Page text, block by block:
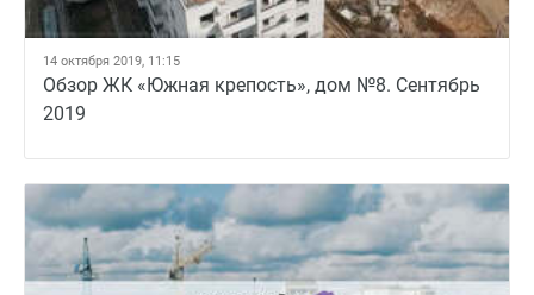
14 октября 2019, 11:15
Обзор ЖК «Южная крепость», дом №8. Сентябрь
2019